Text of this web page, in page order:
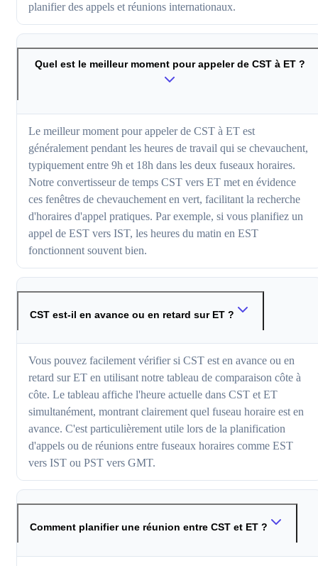
planifier des appels et réunions internationaux.
Quel est le meilleur moment pour appeler de CST à ET ?
Le meilleur moment pour appeler de CST à ET est
généralement pendant les heures de travail qui se chevauchent,
typiquement entre 9h et 18h dans les deux fuseaux horaires.
Notre convertisseur de temps CST vers ET met en évidence
ces fenêtres de chevauchement en vert, facilitant la recherche
d'horaires d'appel pratiques. Par exemple, si vous planifiez un
appel de EST vers IST, les heures du matin en EST
fonctionnent souvent bien.
CST est-il en avance ou en retard sur ET ?
Vous pouvez facilement vérifier si CST est en avance ou en
retard sur ET en utilisant notre tableau de comparaison côte à
côte. Le tableau affiche l'heure actuelle dans CST et ET
simultanément, montrant clairement quel fuseau horaire est en
avance. C'est particulièrement utile lors de la planification
d'appels ou de réunions entre fuseaux horaires comme EST
vers IST ou PST vers GMT.
Comment planifier une réunion entre CST et ET ?